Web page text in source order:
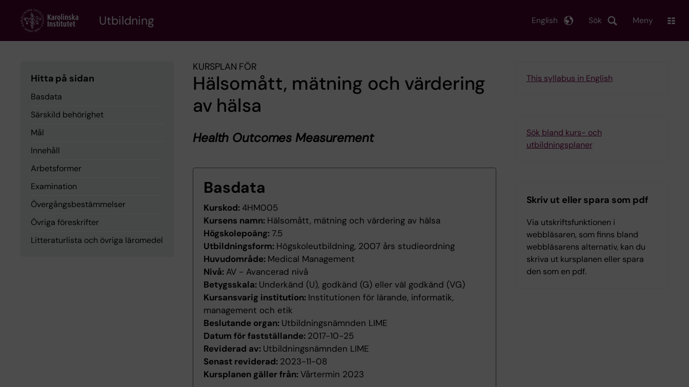
content
Utbildning Sök
English Meny
Hitta på sidan
Basdata
Särskild behörighet
Mål
Innehåll
Arbetsformer
Examination
Övergångsbestämmelser
Övriga föreskrifter
Litteraturlista och övriga läromedel
KURSPLAN FÖR
Hälsomått, mätning och värdering
av hälsa
Health Outcomes Measurement
Basdata
Kurskod:4HM005
Kursens namn: Hälsomått, mätning och värdering av hälsa
Högskolepoäng:7.5
Utbildningsform: Högskoleutbildning, 2007 års studieordning
Huvudområde: Medical Management
Nivå: AV - Avancerad nivå
Betygsskala: Underkänd (U), godkänd (G) eller väl godkänd (VG)
Kursansvarig institution: Institutionen för lärande, informatik,
management och etik
Beslutande organ: Utbildningsnämnden LIME
Datum för fastställande: 2017-10-25
Reviderad av: Utbildningsnämnden LIME
Senast reviderad: 2023-11-08
Kursplanen gäller från:Vårtermin 2023
This syllabus in English
Sök bland kurs- och
utbildningsplaner
Skriv ut eller spara som pdf
Via utskriftsfunktionen i
webbläsaren, som finns bland
webbläsarens alternativ, kan du
skriva ut kursplanen eller spara
den som en pdf.